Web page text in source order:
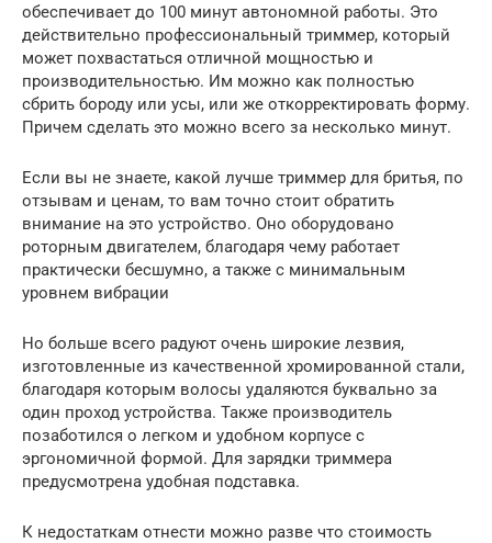
обеспечивает до 100 минут автономной работы. Это
действительно профессиональный триммер, который
может похвастаться отличной мощностью и
производительностью. Им можно как полностью
сбрить бороду или усы, или же откорректировать форму.
Причем сделать это можно всего за несколько минут.
Если вы не знаете, какой лучше триммер для бритья, по
отзывам и ценам, то вам точно стоит обратить
внимание на это устройство. Оно оборудовано
роторным двигателем, благодаря чему работает
практически бесшумно, а также с минимальным
уровнем вибрации
Но больше всего радуют очень широкие лезвия,
изготовленные из качественной хромированной стали,
благодаря которым волосы удаляются буквально за
один проход устройства. Также производитель
позаботился о легком и удобном корпусе с
эргономичной формой. Для зарядки триммера
предусмотрена удобная подставка.
К недостаткам отнести можно разве что стоимость